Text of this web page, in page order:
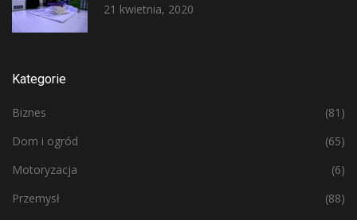
21 kwietnia, 2020
Kategorie
Biznes
(81)
Dom i ogród
(65)
Motoryzacja
(6)
Przemysł
(88)